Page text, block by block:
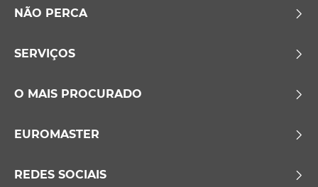
NÃO PERCA
SERVIÇOS
O MAIS PROCURADO
EUROMASTER
REDES SOCIAIS